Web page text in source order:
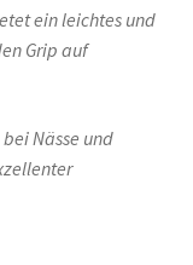
ein leichtes und
Grip auf
Nässe und